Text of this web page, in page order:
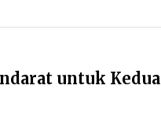
untuk Kedua